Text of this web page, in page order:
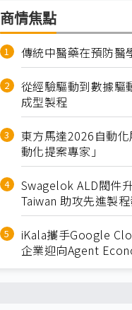
商情焦點
傳統中醫藥在預防醫
從經驗驅動到數據驅
成型製程
東方馬達2026自動
動化提案專家」
Swagelok ALD閥件
Taiwan 助攻先進製
iKala攜手Google
企業迎向Agent